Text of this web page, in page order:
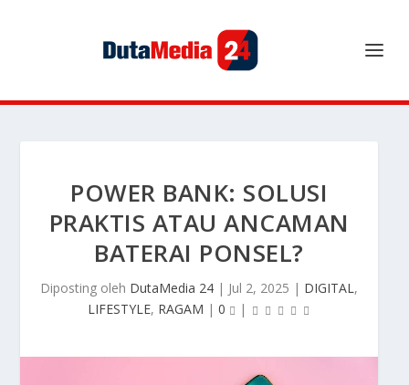
POWER BANK: SOLUSI
PRAKTIS ATAU ANCAMAN
BATERAI PONSEL?
Diposting oleh DutaMedia 24 | Jul 2, 2025 | DIGITAL,
LIFESTYLE, RAGAM | 0 |